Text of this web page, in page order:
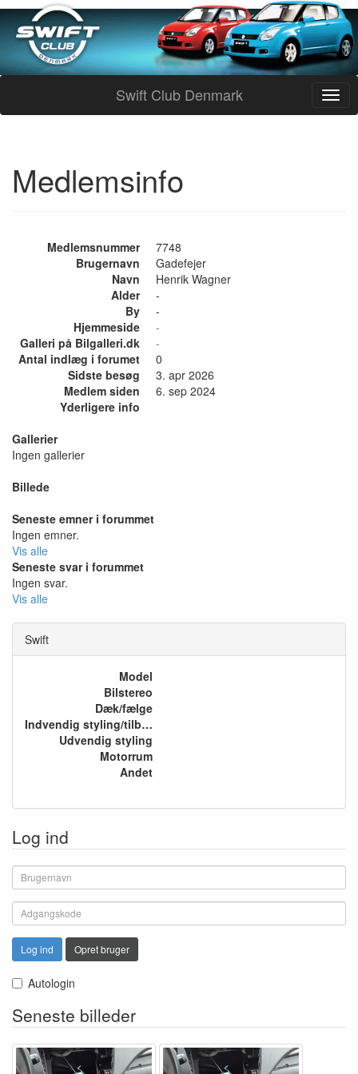
Swift Club Denmark
Medlemsinfo
Medlemsnummer
7748
Brugernavn
Gadefejer
Navn
Henrik Wagner
Alder
-
By
-
Hjemmeside
-
Galleri på Bilgalleri.dk
-
Antal indlæg i forumet
0
Sidste besøg
3. apr 2026
Medlem siden
6. sep 2024
Yderligere info
Gallerier
Ingen gallerier
Billede
Seneste emner i forummet
Ingen emner.
Vis alle
Seneste svar i forummet
Ingen svar.
Vis alle
Swift
Model
Bilstereo
Dæk/fælge
Indvendig styling/tilbehør
Udvendig styling
Motorrum
Andet
Log ind
Log ind Opret bruger
Autologin
Seneste billeder